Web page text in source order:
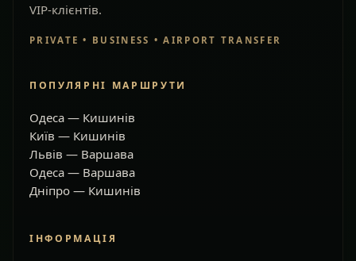
VIP-клієнтів.
PRIVATE • BUSINESS • AIRPORT TRANSFER
ПОПУЛЯРНІ МАРШРУТИ
Одеса — Кишинів
Київ — Кишинів
Львів — Варшава
Одеса — Варшава
Дніпро — Кишинів
ІНФОРМАЦІЯ